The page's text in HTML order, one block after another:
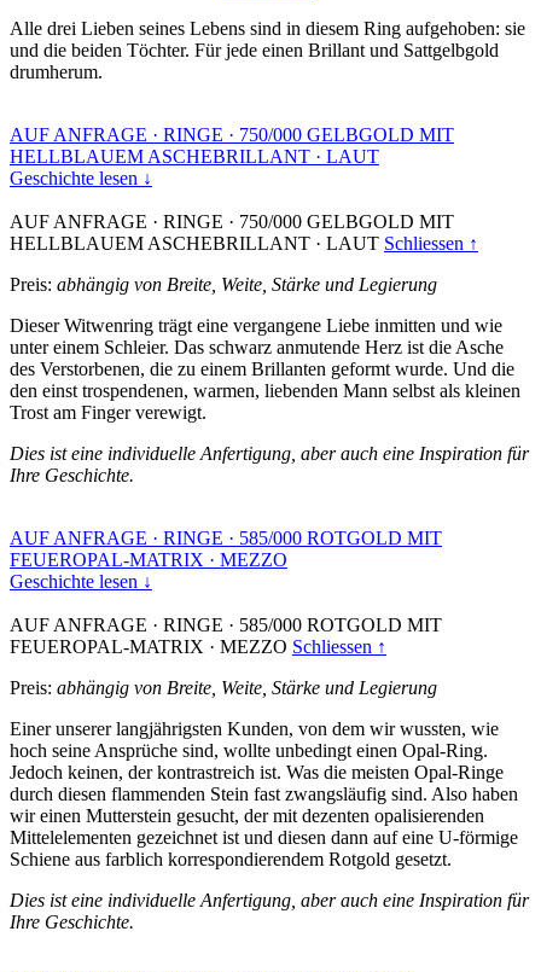
Alle drei Lieben seines Lebens sind in diesem Ring aufgehoben: sie
und die beiden Töchter. Für jede einen Brillant und Sattgelbgold
drumherum.
AUF ANFRAGE · RINGE · 750/000 GELBGOLD MIT
HELLBLAUEM ASCHEBRILLANT · LAUT
Geschichte lesen ↓
AUF ANFRAGE · RINGE · 750/000 GELBGOLD MIT
HELLBLAUEM ASCHEBRILLANT · LAUT Schliessen ↑
Preis: abhängig von Breite, Weite, Stärke und Legierung
Dieser Witwenring trägt eine vergangene Liebe inmitten und wie
unter einem Schleier. Das schwarz anmutende Herz ist die Asche
des Verstorbenen, die zu einem Brillanten geformt wurde. Und die
den einst trospendenen, warmen, liebenden Mann selbst als kleinen
Trost am Finger verewigt.
Dies ist eine individuelle Anfertigung, aber auch eine Inspiration für
Ihre Geschichte.
AUF ANFRAGE · RINGE · 585/000 ROTGOLD MIT
FEUEROPAL-MATRIX · MEZZO
Geschichte lesen ↓
AUF ANFRAGE · RINGE · 585/000 ROTGOLD MIT
FEUEROPAL-MATRIX · MEZZO Schliessen ↑
Preis: abhängig von Breite, Weite, Stärke und Legierung
Einer unserer langjährigsten Kunden, von dem wir wussten, wie
hoch seine Ansprüche sind, wollte unbedingt einen Opal-Ring.
Jedoch keinen, der kontrastreich ist. Was die meisten Opal-Ringe
durch diesen flammenden Stein fast zwangsläufig sind. Also haben
wir einen Mutterstein gesucht, der mit dezenten opalisierenden
Mittelelementen gezeichnet ist und diesen dann auf eine U-förmige
Schiene aus farblich korrespondierendem Rotgold gesetzt.
Dies ist eine individuelle Anfertigung, aber auch eine Inspiration für
Ihre Geschichte.